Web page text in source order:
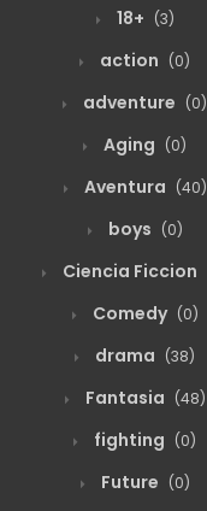
18+ (3)
action (0)
adventure (0)
Aging (0)
Aventura (40)
boys (0)
Ciencia Ficcion
Comedy (0)
drama (38)
Fantasia (48)
fighting (0)
Future (0)